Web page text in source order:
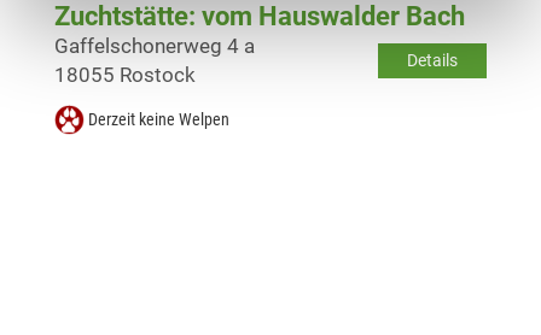
Zuchtstätte: vom Hauswalder Bach
Details
Gaffelschonerweg 4 a
18055 Rostock
Derzeit keine Welpen